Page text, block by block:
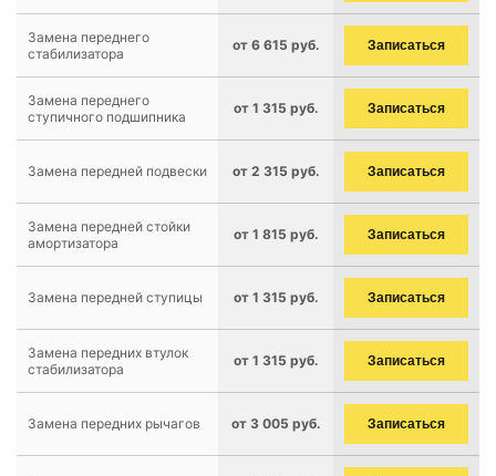
Замена переднего
стабилизатора
от 6 615 руб. Записаться
Замена переднего
ступичного подшипника
от 1 315 руб. Записаться
Замена передней подвески от 2 315 руб. Записаться
Замена передней стойки
амортизатора
от 1 815 руб. Записаться
Замена передней ступицы от 1 315 руб. Записаться
Замена передних втулок
стабилизатора
от 1 315 руб. Записаться
Замена передних рычагов от 3 005 руб. Записаться